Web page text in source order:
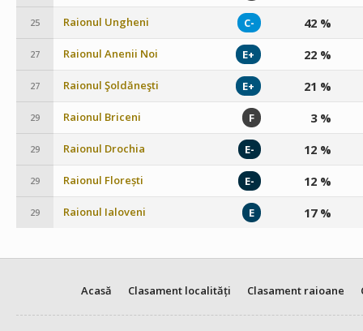
25 Raionul Ungheni C- 42 %
27 Raionul Anenii Noi E+ 22 %
27 Raionul Şoldăneşti E+ 21 %
29 Raionul Briceni F 3 %
29 Raionul Drochia E- 12 %
29 Raionul Florești E- 12 %
29 Raionul Ialoveni E 17 %
Acasă Clasament localități Clasament raioane